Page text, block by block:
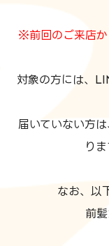
※前回のご来店か
対象の方には、
届いていない方
り
なお、以
前